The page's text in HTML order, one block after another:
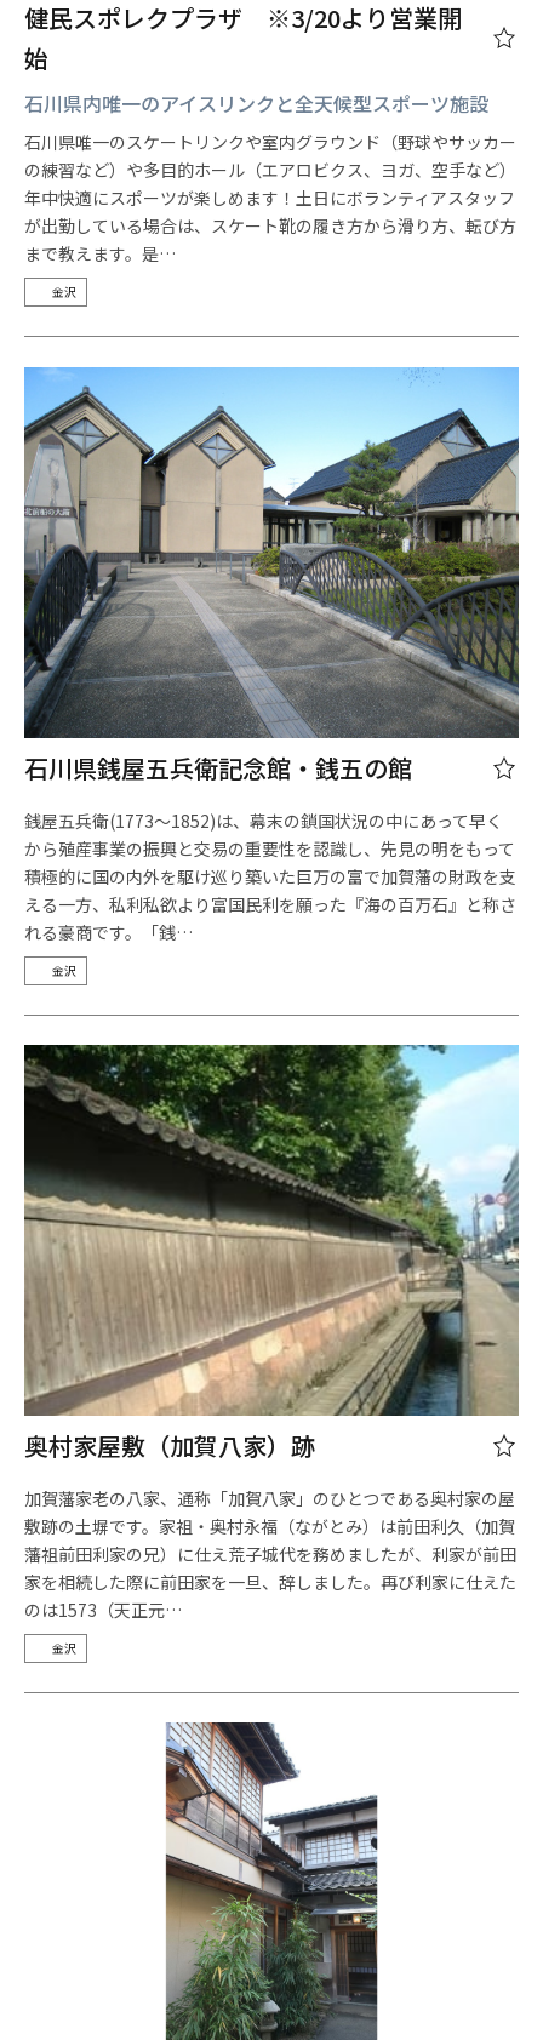
健民スポレクプラザ ※3/20より営業開
始
石川県内唯一のアイスリンクと全天候型スポーツ施設
石川県唯一のスケートリンクや室内グラウンド（野球やサッカー
の練習など）や多目的ホール（エアロビクス、ヨガ、空手など）
年中快適にスポーツが楽しめます！土日にボランティアスタッフ
が出勤している場合は、スケート靴の履き方から滑り方、転び方
まで教えます。是…
金沢
石川県銭屋五兵衛記念館・銭五の館
銭屋五兵衛(1773～1852)は、幕末の鎖国状況の中にあって早く
から殖産事業の振興と交易の重要性を認識し、先見の明をもって
積極的に国の内外を駆け巡り築いた巨万の富で加賀藩の財政を支
える一方、私利私欲より富国民利を願った『海の百万石』と称さ
れる豪商です。「銭…
金沢
奥村家屋敷（加賀八家）跡
加賀藩家老の八家、通称「加賀八家」のひとつである奥村家の屋
敷跡の土塀です。家祖・奥村永福（ながとみ）は前田利久（加賀
藩祖前田利家の兄）に仕え荒子城代を務めましたが、利家が前田
家を相続した際に前田家を一旦、辞しました。再び利家に仕えた
のは1573（天正元…
金沢